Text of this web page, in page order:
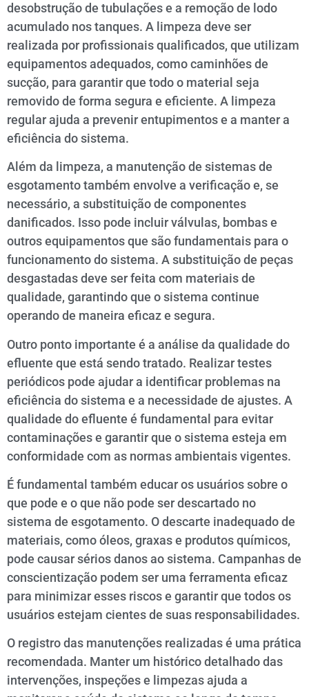
desobstrução de tubulações e a remoção de lodo
acumulado nos tanques. A limpeza deve ser
realizada por profissionais qualificados, que utilizam
equipamentos adequados, como caminhões de
sucção, para garantir que todo o material seja
removido de forma segura e eficiente. A limpeza
regular ajuda a prevenir entupimentos e a manter a
eficiência do sistema.
Além da limpeza, a manutenção de sistemas de
esgotamento também envolve a verificação e, se
necessário, a substituição de componentes
danificados. Isso pode incluir válvulas, bombas e
outros equipamentos que são fundamentais para o
funcionamento do sistema. A substituição de peças
desgastadas deve ser feita com materiais de
qualidade, garantindo que o sistema continue
operando de maneira eficaz e segura.
Outro ponto importante é a análise da qualidade do
efluente que está sendo tratado. Realizar testes
periódicos pode ajudar a identificar problemas na
eficiência do sistema e a necessidade de ajustes. A
qualidade do efluente é fundamental para evitar
contaminações e garantir que o sistema esteja em
conformidade com as normas ambientais vigentes.
É fundamental também educar os usuários sobre o
que pode e o que não pode ser descartado no
sistema de esgotamento. O descarte inadequado de
materiais, como óleos, graxas e produtos químicos,
pode causar sérios danos ao sistema. Campanhas de
conscientização podem ser uma ferramenta eficaz
para minimizar esses riscos e garantir que todos os
usuários estejam cientes de suas responsabilidades.
O registro das manutenções realizadas é uma prática
recomendada. Manter um histórico detalhado das
intervenções, inspeções e limpezas ajuda a